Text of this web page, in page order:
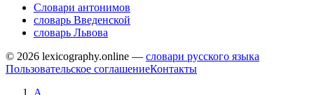
Словари антонимов
словарь Введенской
словарь Львова
© 2026 lexicography.online — словари русского языка
Пользовательское соглашениеКонтакты
А